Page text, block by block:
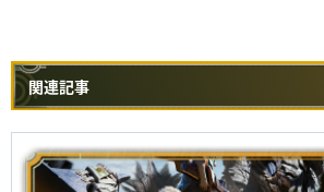
関連記事